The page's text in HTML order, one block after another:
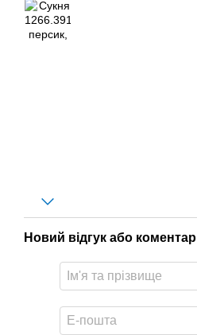
Новий відгук або коментар